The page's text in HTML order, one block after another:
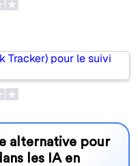
alternative pour
les IA en